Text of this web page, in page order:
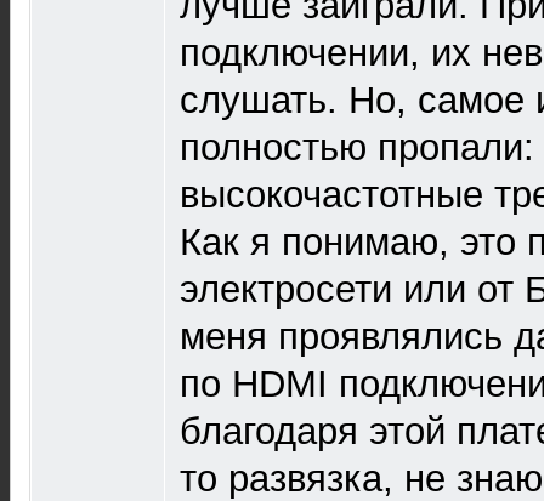
подключении, их
слушать. Но, самое
полностью пропали:
высокочастотные
Как я понимаю, это
электросети или
меня проявлялись
по HDMI
благодаря этой
то развязка, не